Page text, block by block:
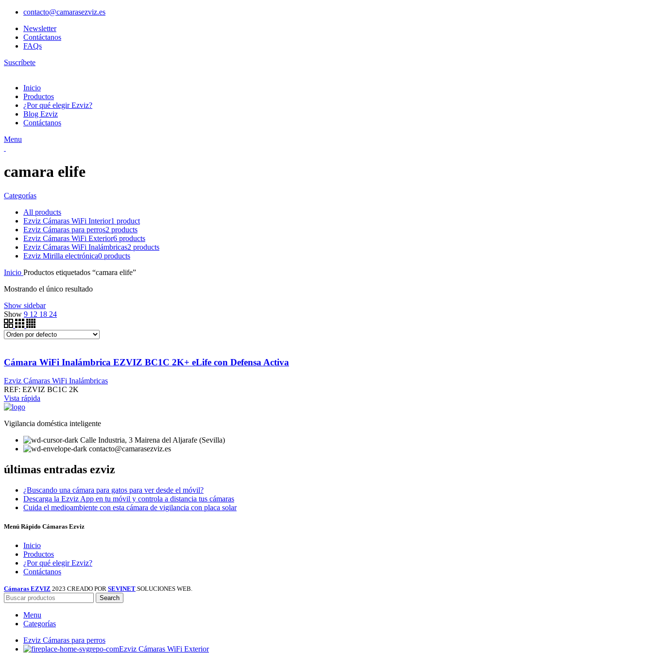
contacto@camarasezviz.es
Newsletter
Contáctanos
FAQs
Suscríbete
Inicio
Productos
¿Por qué elegir Ezviz?
Blog Ezviz
Contáctanos
Menu
camara elife
Categorías
All products
Ezviz Cámaras WiFi Interior1 product
Ezviz Cámaras para perros2 products
Ezviz Cámaras WiFi Exterior6 products
Ezviz Cámaras WiFi Inalámbricas2 products
Ezviz Mirilla electrónica0 products
Inicio Productos etiquetados “camara elife”
Mostrando el único resultado
Show sidebar
Show 9 12 18 24
Cámara WiFi Inalámbrica EZVIZ BC1C 2K+ eLife con Defensa Activa
Ezviz Cámaras WiFi Inalámbricas
REF: EZVIZ BC1C 2K
Vista rápida
Vigilancia doméstica inteligente
Calle Industria, 3 Mairena del Aljarafe (Sevilla)
contacto@camarasezviz.es
últimas entradas ezviz
¿Buscando una cámara para gatos para ver desde el móvil?
Descarga la Ezviz App en tu móvil y controla a distancia tus cámaras
Cuida el medioambiente con esta cámara de vigilancia con placa solar
Menú Rápido Cámaras Ezviz
Inicio
Productos
¿Por qué elegir Ezviz?
Contáctanos
Cámaras EZVIZ 2023 CREADO POR SEVINET.SOLUCIONES WEB.
Search
Menu
Categorías
Ezviz Cámaras para perros
Ezviz Cámaras WiFi Exterior